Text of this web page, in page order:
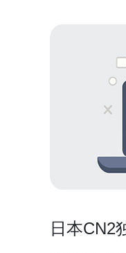
日本CN2